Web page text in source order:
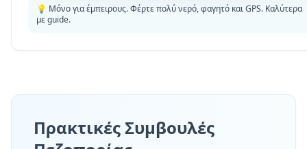
💡 Μόνο για έμπειρους. Φέρτε πολύ νερό, φαγητό και GPS. Καλύτερα
με guide.
Πρακτικές Συμβουλές